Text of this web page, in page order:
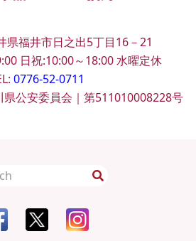
県福井市日之出5丁目16－21
日祝:10:00～18:00水曜定休
0776-52-0711
公安委員会｜第511010008228号